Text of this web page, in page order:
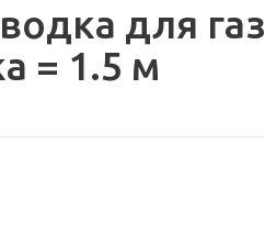
для
= 1.5 м